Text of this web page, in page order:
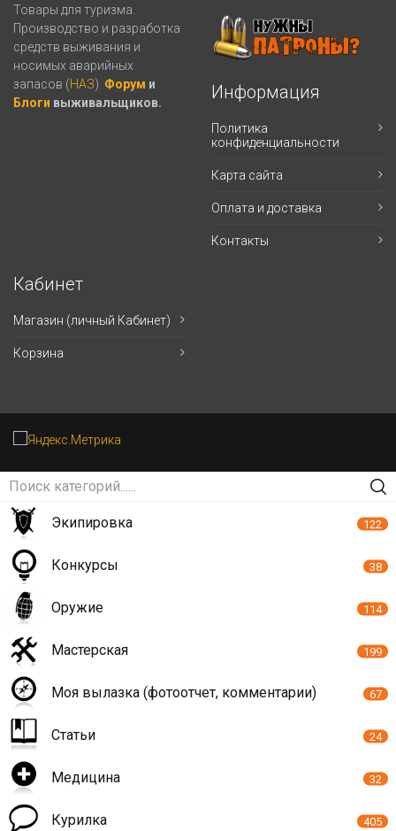
Товары для туризма.
Производство и разработка
средств выживания и
носимых аварийных
запасов (НАЗ). Форум и
Блоги выживальщиков.
Информация
Политика
конфиденциальности
Карта сайта
Оплата и доставка
Контакты
Кабинет
Магазин (личный Кабинет)
Корзина
Экипировка 122
Конкурсы 38
Оружие 114
Мастерская 199
Моя вылазка (фотоотчет, комментарии) 67
Статьи 24
Медицина 32
Курилка 405